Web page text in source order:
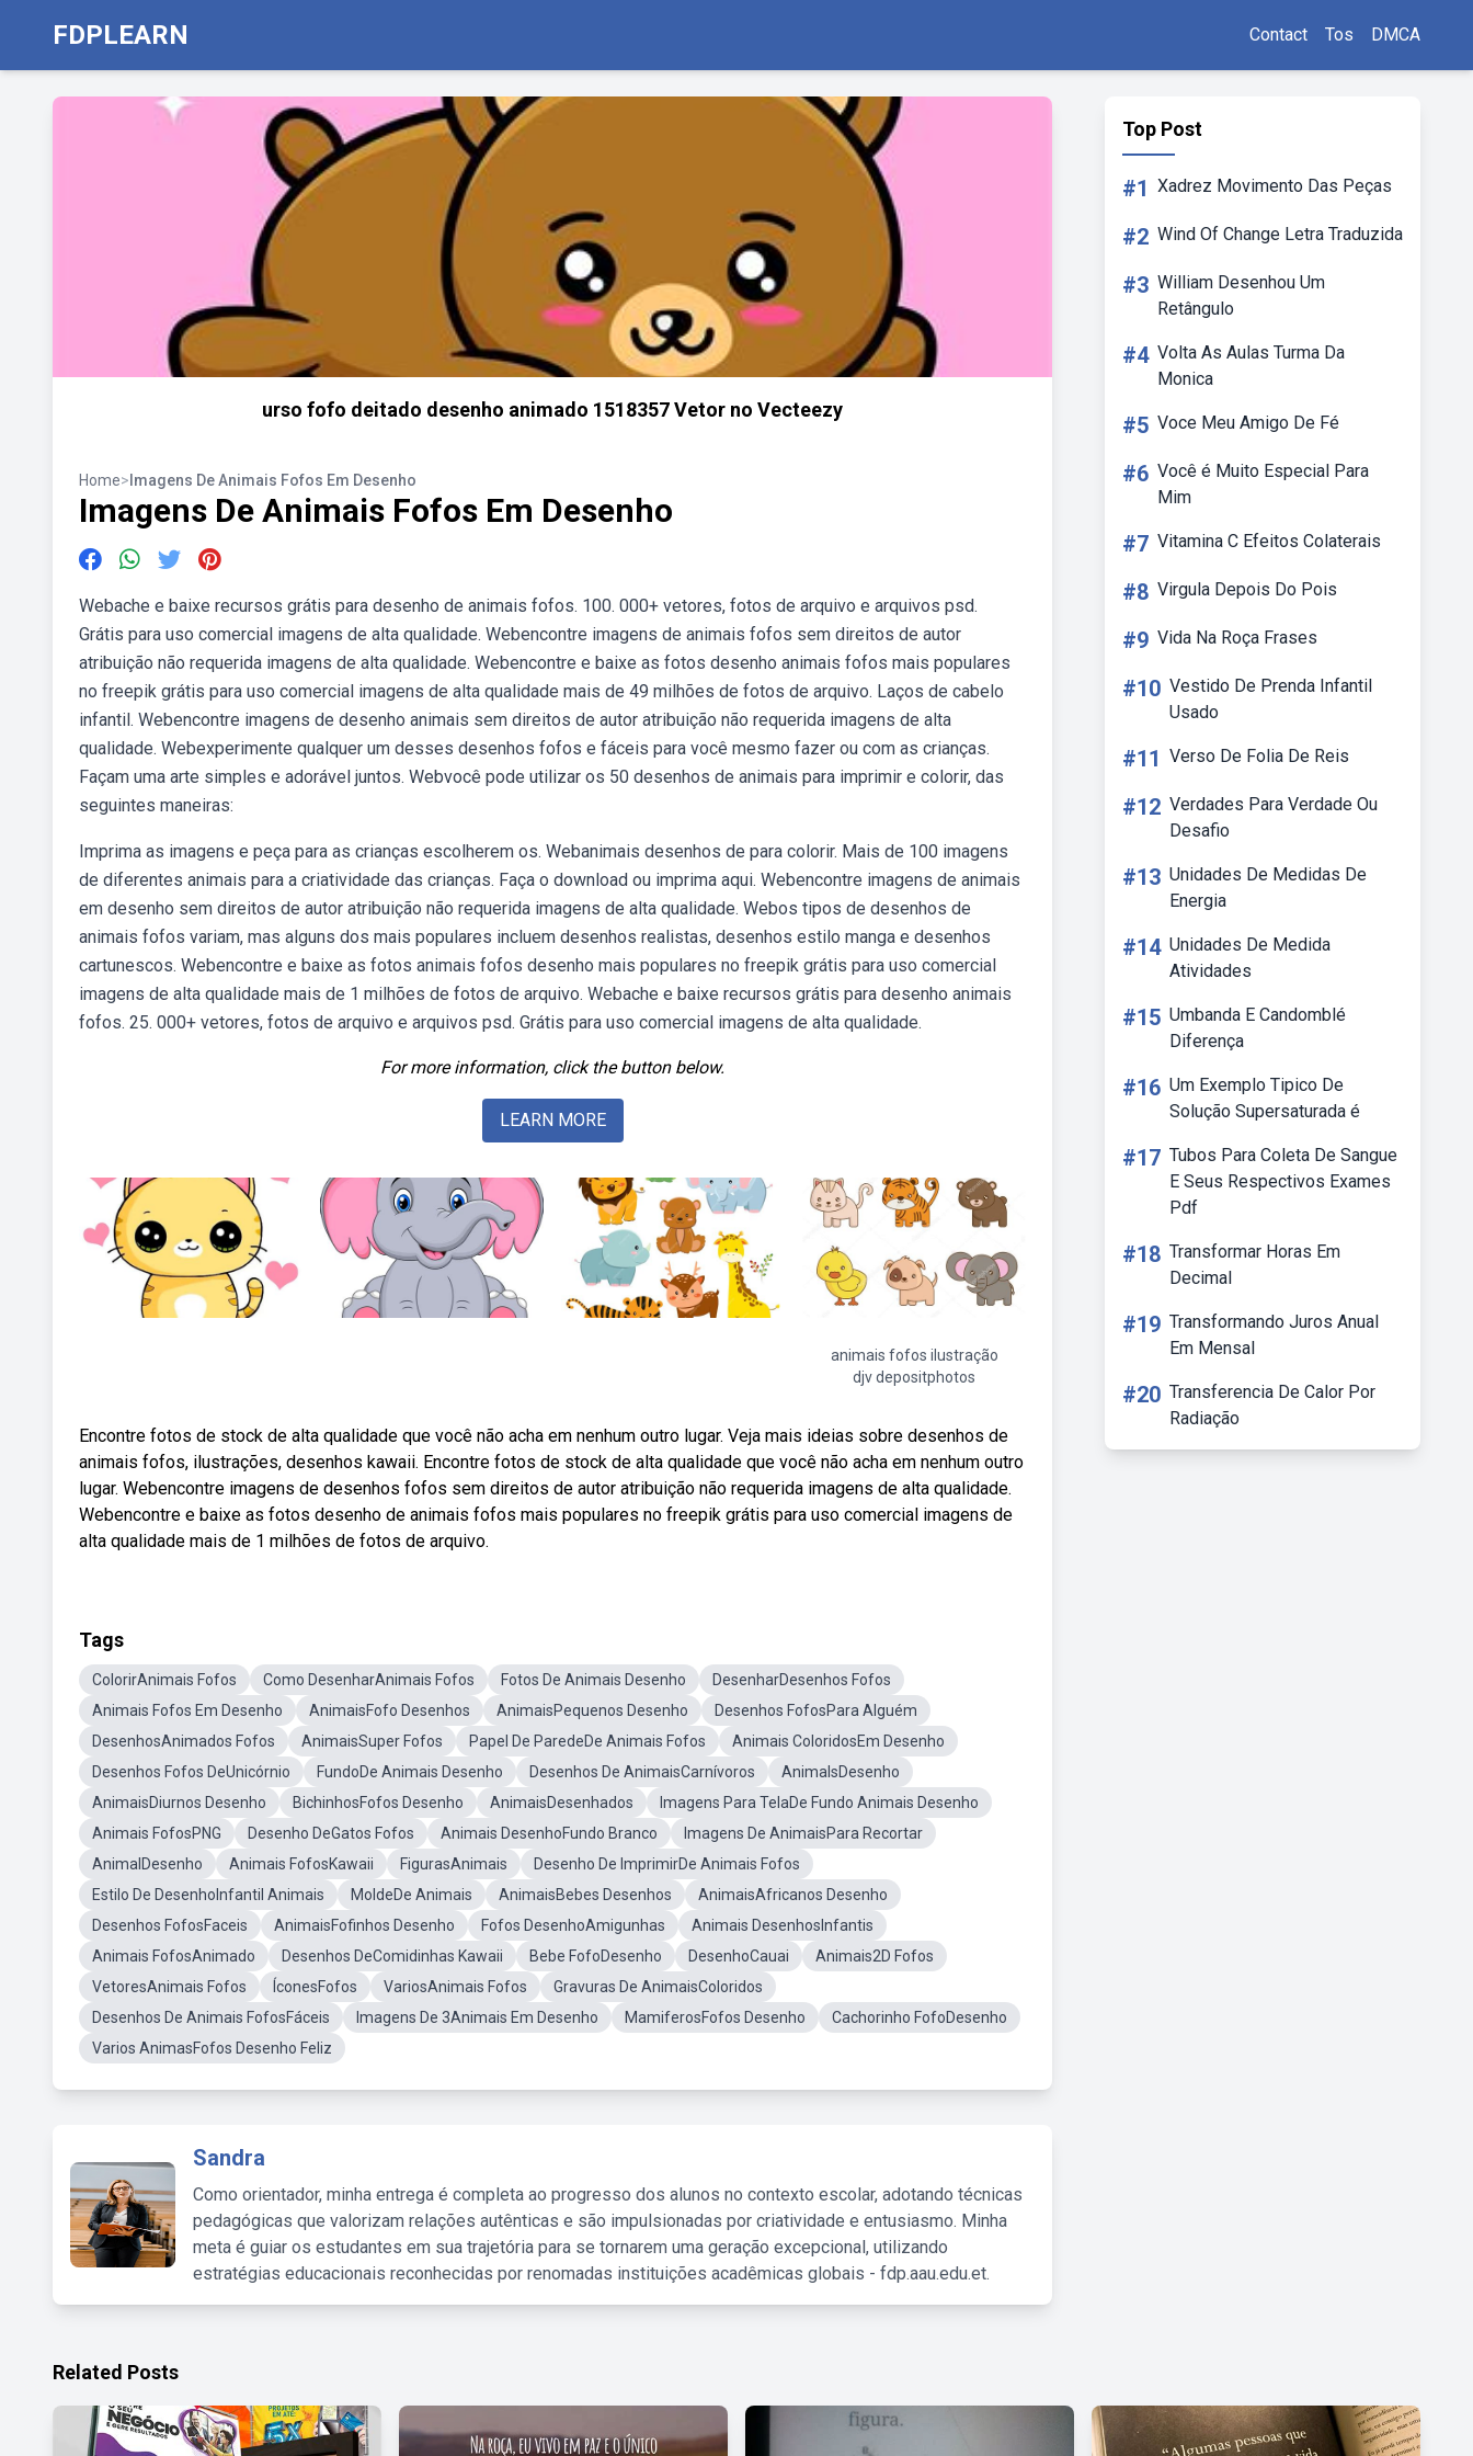
FDPLEARN Contact Tos DMCA
urso fofo deitado desenho animado 1518357 Vetor no Vecteezy
Home> Imagens De Animais Fofos Em Desenho
Imagens De Animais Fofos Em Desenho
Webache e baixe recursos grátis para desenho de animais fofos. 100. 000+ vetores, fotos de arquivo e arquivos psd.
Grátis para uso comercial imagens de alta qualidade. Webencontre imagens de animais fofos sem direitos de autor
atribuição não requerida imagens de alta qualidade. Webencontre e baixe as fotos desenho animais fofos mais populares
no freepik grátis para uso comercial imagens de alta qualidade mais de 49 milhões de fotos de arquivo. Laços de cabelo
infantil. Webencontre imagens de desenho animais sem direitos de autor atribuição não requerida imagens de alta
qualidade. Webexperimente qualquer um desses desenhos fofos e fáceis para você mesmo fazer ou com as crianças.
Façam uma arte simples e adorável juntos. Webvocê pode utilizar os 50 desenhos de animais para imprimir e colorir, das
seguintes maneiras:
Imprima as imagens e peça para as crianças escolherem os. Webanimais desenhos de para colorir. Mais de 100 imagens
de diferentes animais para a criatividade das crianças. Faça o download ou imprima aqui. Webencontre imagens de animais
em desenho sem direitos de autor atribuição não requerida imagens de alta qualidade. Webos tipos de desenhos de
animais fofos variam, mas alguns dos mais populares incluem desenhos realistas, desenhos estilo manga e desenhos
cartunescos. Webencontre e baixe as fotos animais fofos desenho mais populares no freepik grátis para uso comercial
imagens de alta qualidade mais de 1 milhões de fotos de arquivo. Webache e baixe recursos grátis para desenho animais
fofos. 25. 000+ vetores, fotos de arquivo e arquivos psd. Grátis para uso comercial imagens de alta qualidade.
For more information, click the button below.
LEARN MORE
animais fofos ilustração
djv depositphotos
Encontre fotos de stock de alta qualidade que você não acha em nenhum outro lugar. Veja mais ideias sobre desenhos de
animais fofos, ilustrações, desenhos kawaii. Encontre fotos de stock de alta qualidade que você não acha em nenhum outro
lugar. Webencontre imagens de desenhos fofos sem direitos de autor atribuição não requerida imagens de alta qualidade.
Webencontre e baixe as fotos desenho de animais fofos mais populares no freepik grátis para uso comercial imagens de
alta qualidade mais de 1 milhões de fotos de arquivo.
Tags
ColorirAnimais Fofos Como DesenharAnimais Fofos Fotos De Animais Desenho
DesenharDesenhos Fofos
Animais Fofos Em Desenho
AnimaisFofo Desenhos AnimaisPequenos Desenho
Desenhos FofosPara Alguém
DesenhosAnimados Fofos
AnimaisSuper Fofos Papel De ParedeDe Animais Fofos
Animais ColoridosEm Desenho
Desenhos Fofos DeUnicórnio
FundoDe Animais Desenho Desenhos De AnimaisCarnívoros
AnimalsDesenho
AnimaisDiurnos Desenho
BichinhosFofos Desenho AnimaisDesenhados
Imagens Para TelaDe Fundo Animais Desenho
Animais FofosPNG
Desenho DeGatos Fofos Animais DesenhoFundo Branco
Imagens De AnimaisPara Recortar
AnimalDesenho
Animais FofosKawaii FigurasAnimais
Desenho De ImprimirDe Animais Fofos
Estilo De DesenhoInfantil Animais
MoldeDe Animais AnimaisBebes Desenhos
AnimaisAfricanos Desenho
Desenhos FofosFaceis
AnimaisFofinhos Desenho Fofos DesenhoAmigunhas
Animais DesenhosInfantis
Animais FofosAnimado
Desenhos DeComidinhas Kawaii Bebe FofoDesenho DesenhoCauai
Animais2D Fofos
VetoresAnimais Fofos
ÍconesFofos VariosAnimais Fofos
Gravuras De AnimaisColoridos
Desenhos De Animais FofosFáceis
Imagens De 3Animais Em Desenho MamiferosFofos Desenho
Cachorinho FofoDesenho
Varios AnimasFofos Desenho Feliz
Sandra
Como orientador, minha entrega é completa ao progresso dos alunos no contexto escolar, adotando técnicas
pedagógicas que valorizam relações autênticas e são impulsionadas por criatividade e entusiasmo. Minha
meta é guiar os estudantes em sua trajetória para se tornarem uma geração excepcional, utilizando
estratégias educacionais reconhecidas por renomadas instituições acadêmicas globais - fdp.aau.edu.et.
Top Post
#1 Xadrez Movimento Das Peças
#2 Wind Of Change Letra Traduzida
#3 William Desenhou Um
Retângulo
#4 Volta As Aulas Turma Da
Monica
#5 Voce Meu Amigo De Fé
#6 Você é Muito Especial Para
Mim
#7 Vitamina C Efeitos Colaterais
#8 Virgula Depois Do Pois
#9 Vida Na Roça Frases
#10 Vestido De Prenda Infantil
Usado
#11 Verso De Folia De Reis
#12 Verdades Para Verdade Ou
Desafio
#13 Unidades De Medidas De
Energia
#14 Unidades De Medida
Atividades
#15 Umbanda E Candomblé
Diferença
#16 Um Exemplo Tipico De
Solução Supersaturada é
#17 Tubos Para Coleta De Sangue
E Seus Respectivos Exames
Pdf
#18 Transformar Horas Em
Decimal
#19 Transformando Juros Anual
Em Mensal
#20 Transferencia De Calor Por
Radiação
Related Posts